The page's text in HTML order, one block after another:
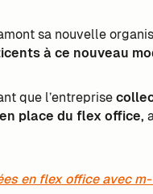
sa nouvelle
à ce nouveau
que l’entreprise
place du flex office,
en flex office avec